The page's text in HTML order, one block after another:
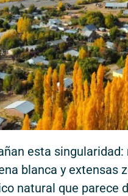
esta
blanca y extensas
natural que parece